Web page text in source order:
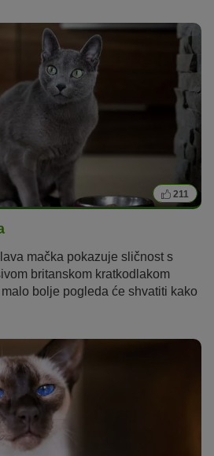
211
mačka pokazuje sličnost s
britanskom kratkodlakom
bolje pogleda će shvatiti kako